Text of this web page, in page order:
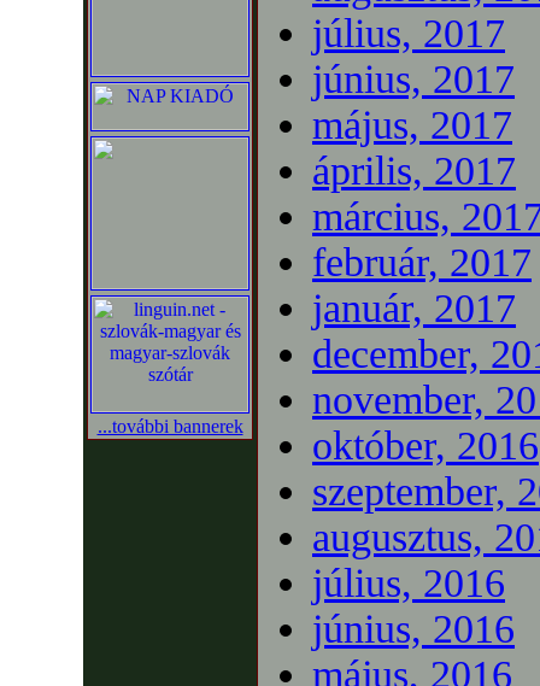
...további bannerek
július, 2017
június, 2017
május, 2017
április, 2017
március,
február, 2017
január, 2017
december,
november,
október, 2016
szeptember,
augusztus,
július, 2016
június, 2016
május, 2016